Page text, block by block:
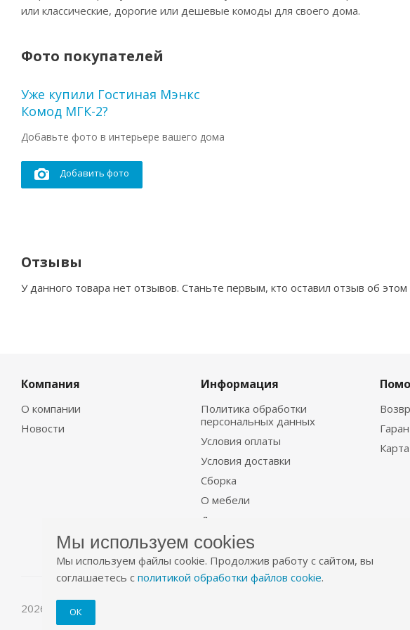
или классические, дорогие или дешевые комоды для своего дома.
Фото покупателей
Уже купили Гостиная Мэнкс
Комод МГК-2?
Добавьте фото в интерьере вашего дома
Добавить фото
Отзывы
У данного товара нет отзывов. Станьте первым, кто оставил отзыв об этом
Компания
О компании
Новости
Информация
Политика обработки
персональных данных
Условия оплаты
Условия доставки
Сборка
О мебели
Договор
2026 © Уютно.рф
Мы используем cookies
Мы используем файлы cookie. Продолжив работу с сайтом, вы
соглашаетесь с политикой обработки файлов cookie.
ОК